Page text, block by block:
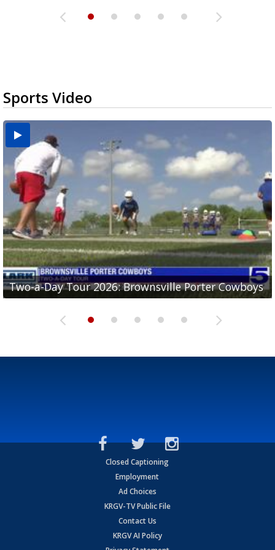
Sports Video
Two-a-Day Tour 2026: Brownsville Porter Cowboys
Two-a-Day Tour 2026: Brownsville Lopez Lobos
Two-a-Day Tour 2026: Mercedes Tigers
Two-a-Day Tour 2026: Progreso Red Ants
Two-a-Day Tour 2026: Donna Redskins
Closed Captioning
Employment
Ad Choices
KRGV-TV Public File
Contact Us
KRGV AI Policy